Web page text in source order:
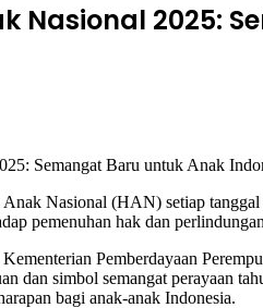
Nasional 2025:
Nasional (HAN) setiap
pemenuhan hak dan
Pemberdayaan
dan simbol semangat perayaan
bagi anak-anak Indonesia.